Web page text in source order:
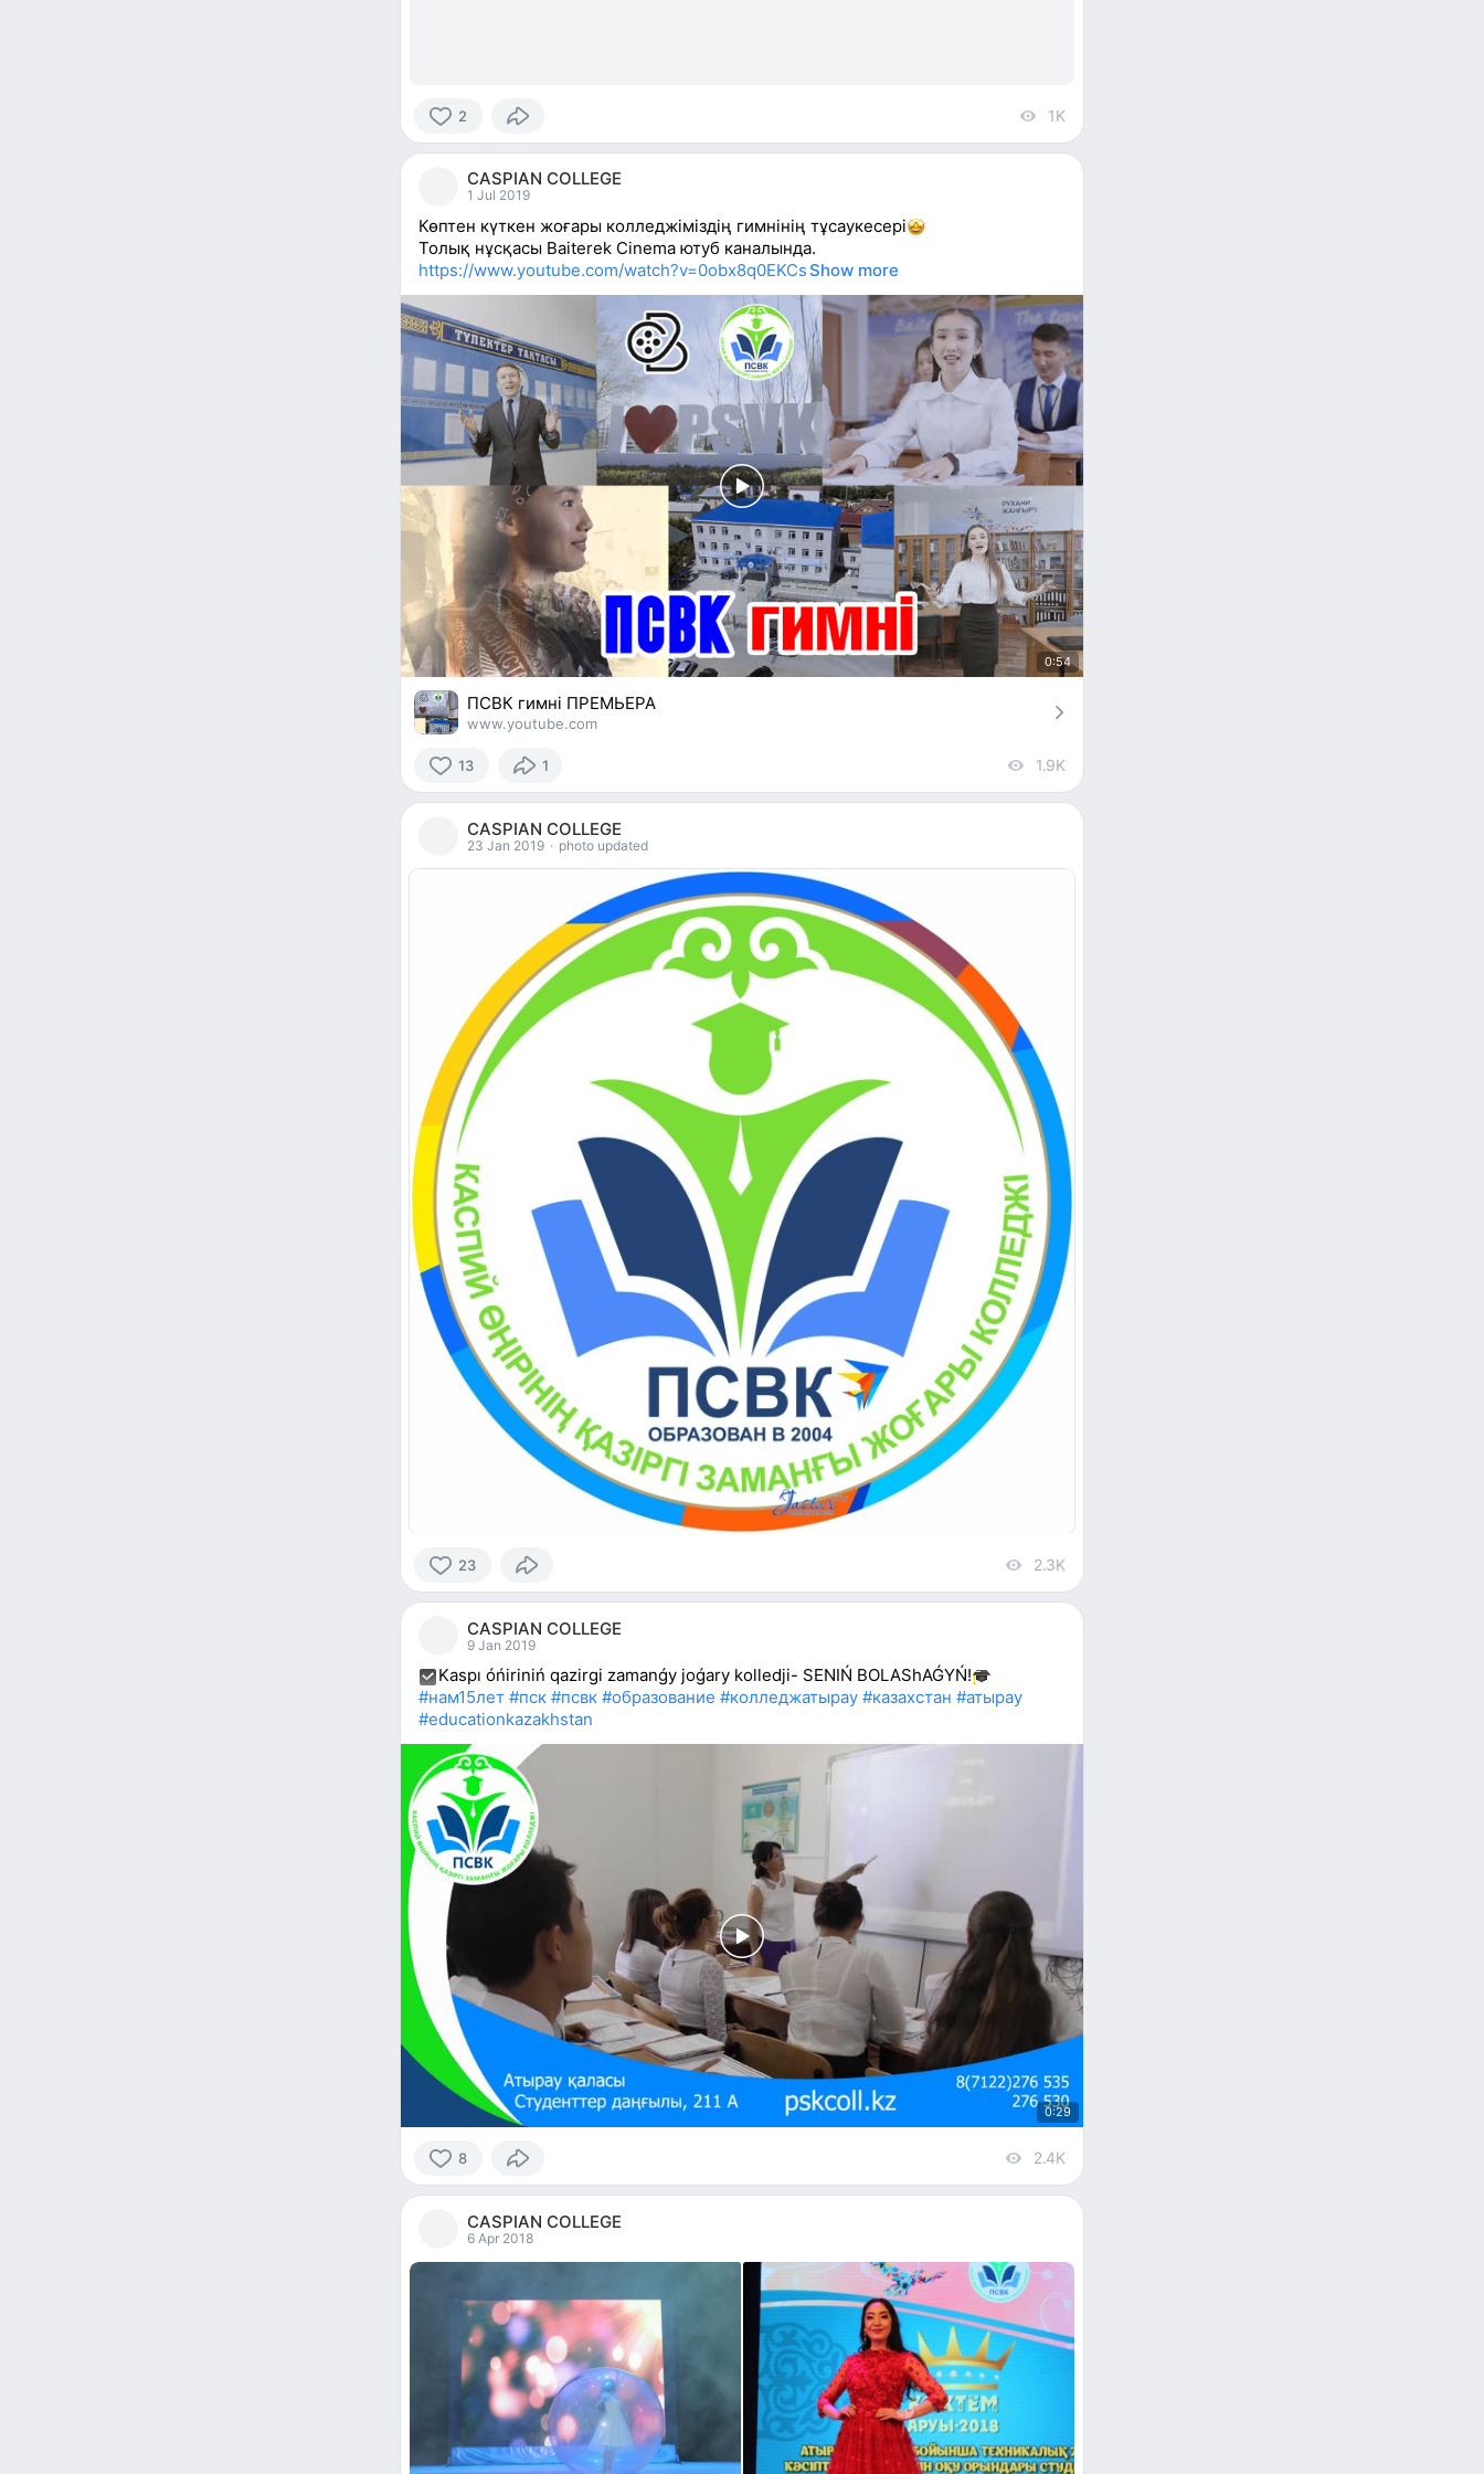
2
2
reacted
1K
CASPIAN COLLEGE
1 Jul 2019
Көптен күткен жоғары колледжіміздің гимнінің тұсаукесері
Толық нұсқасы Baiterek Cinema ютуб каналында.
https://www.youtube.com/watch?v=0obx8q0EKCsShow more
0:54
ПСВК гимні ПРЕМЬЕРА
www.youtube.com
13
13
reacted
1 1.9K
CASPIAN COLLEGE
23 Jan 2019 · photo updated
23
23
reacted
2.3K
CASPIAN COLLEGE
9 Jan 2019
Kaspı óńiriniń qazirgi zamanǵy joǵary kolledji- SENIŃ BOLAShAǴYŃ!
#нам15лет #пск #псвк #образование #колледжатырау #казахстан #атырау
#educationkazakhstan
0:29
8
8
reacted
2.4K
CASPIAN COLLEGE
6 Apr 2018